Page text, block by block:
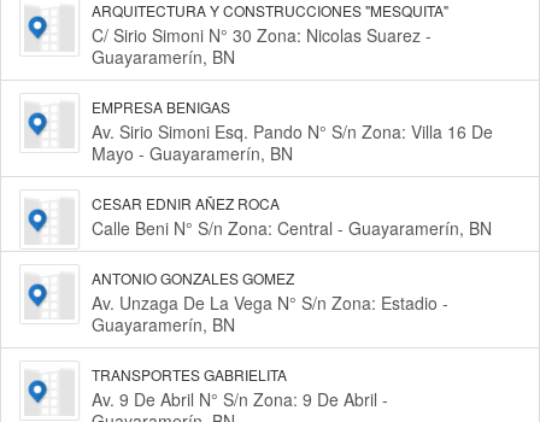
ARQUITECTURA Y CONSTRUCCIONES "MESQUITA"
C/ Sirio Simoni N° 30 Zona: Nicolas Suarez -
Guayaramerín, BN
EMPRESA BENIGAS
Av. Sirio Simoni Esq. Pando N° S/n Zona: Villa 16 De
Mayo - Guayaramerín, BN
CESAR EDNIR AÑEZ ROCA
Calle Beni N° S/n Zona: Central - Guayaramerín, BN
ANTONIO GONZALES GOMEZ
Av. Unzaga De La Vega N° S/n Zona: Estadio -
Guayaramerín, BN
TRANSPORTES GABRIELITA
Av. 9 De Abril N° S/n Zona: 9 De Abril -